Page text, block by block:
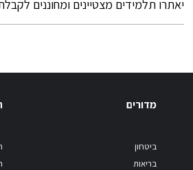
יאתרו תלמידים מצטיינים ומחוננים
מדורים
ביטחון
בריאות